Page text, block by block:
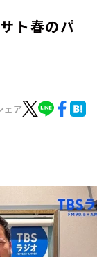
ト春のパ
ェア